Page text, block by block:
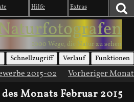
Hilfe Extras
1000 Wege, die Natur zu sehen
Schnellzugriff Verlauf Funktionen
2015-02 Vorheriger Monat
Monats Februar 2015